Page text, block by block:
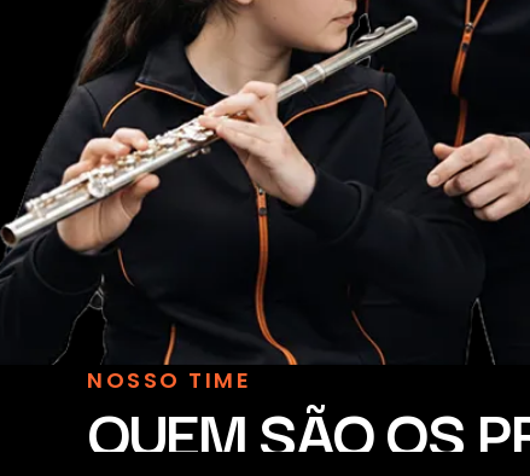
NOSSO TIME
QUEM SÃO OS